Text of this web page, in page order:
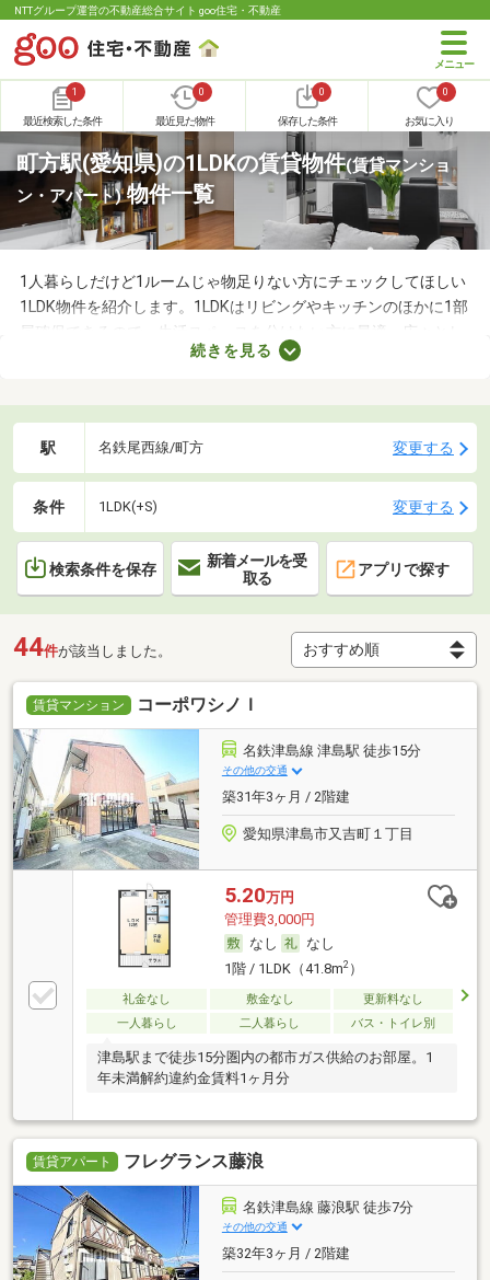
NTTグループ運営の不動産総合サイト goo住宅・不動産
1
最近検索した条件
0
最近見た物件
0
保存した条件
0
お気に入り
町方駅(愛知県)の1LDKの賃貸物件(賃貸マンショ
ン・アパート)物件一覧
1人暮らしだけど1ルームじゃ物足りない方にチェックしてほしい
1LDK物件を紹介します。1LDKはリビングやキッチンのほかに1部
屋確保できるので、生活スペースを分けたい方に最適。広々とし
たLDKの物件を選べば、ゆったりとくつろげる理想のお部屋に住
えるお部屋を見つけてくださいね。
続きを見る
駅 名鉄尾西線/町方 変更する
条件 1LDK(+S) 変更する
検索条件を保存
新着メールを受
取る
アプリで探す
44件が該当しました。
賃貸マンション コーポワシノＩ
名鉄津島線 津島駅 徒歩15分
その他の交通
築31年3ヶ月 / 2階建
愛知県津島市又吉町１丁目
5.20万円
管理費3,000円
なし
なし
1階 / 1LDK（41.8m2）
礼金なし 敷金なし
更新料なし
一人暮らし
二人暮らし バス・トイレ別
津島駅まで徒歩15分圏内の都市ガス供給のお部屋。1
年未満解約違約金賃料1ヶ月分
賃貸アパート フレグランス藤浪
名鉄津島線 藤浪駅 徒歩7分
その他の交通
築32年3ヶ月 / 2階建